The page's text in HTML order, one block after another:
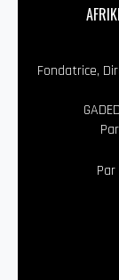
Fondatrice,
Par